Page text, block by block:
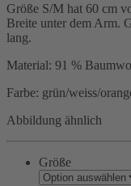
Größe S/M hat 60 cm
Breite unter dem Arm.
lang.
Material: 91 %
Farbe: grün/weiss/
Abbildung ähnlich
Größe